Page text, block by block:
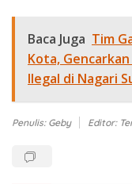
Baca Juga Tim
Kota,
Ilegal di Nagari
Penulis: Geby Editor: